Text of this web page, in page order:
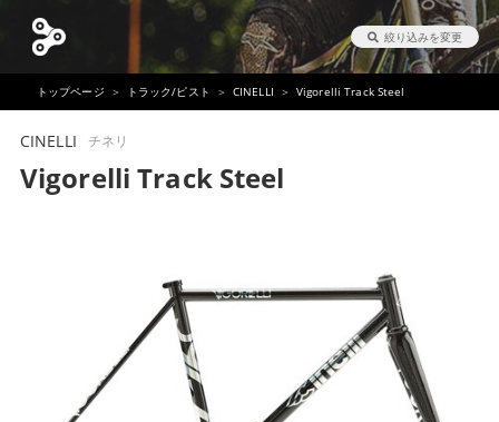
絞り込みを変更
トップページ トラック/ピスト CINELLI Vigorelli Track Steel
CINELLI チネリ
Vigorelli Track Steel